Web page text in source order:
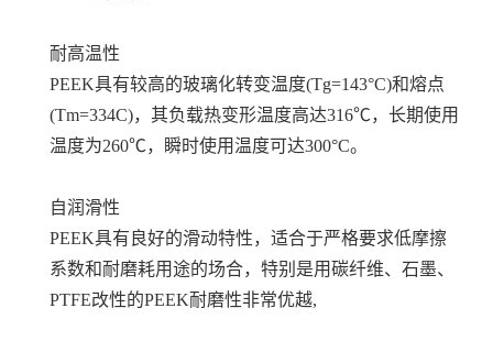
耐高温性
PEEK具有较高的玻璃化转变温度(Tg=143°C)和熔点
(Tm=334C)，其负载热变形温度高达316℃，长期使用
温度为260℃，瞬时使用温度可达300°C。
自润滑性
PEEK具有良好的滑动特性，适合于严格要求低摩擦
系数和耐磨耗用途的场合，特别是用碳纤维、石墨、
PTFE改性的PEEK耐磨性非常优越,